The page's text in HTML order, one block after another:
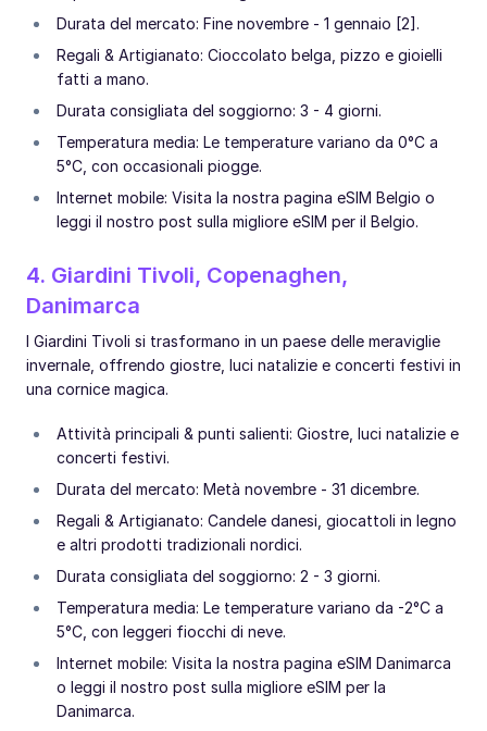
Durata del mercato: Fine novembre - 1 gennaio [2].
Regali & Artigianato: Cioccolato belga, pizzo e gioielli
fatti a mano.
Durata consigliata del soggiorno: 3 - 4 giorni.
Temperatura media: Le temperature variano da 0°C a
5°C, con occasionali piogge.
Internet mobile: Visita la nostra pagina eSIM Belgio o
leggi il nostro post sulla migliore eSIM per il Belgio.
4. Giardini Tivoli, Copenaghen,
Danimarca
I Giardini Tivoli si trasformano in un paese delle meraviglie
invernale, offrendo giostre, luci natalizie e concerti festivi in
una cornice magica.
Attività principali & punti salienti: Giostre, luci natalizie e
concerti festivi.
Durata del mercato: Metà novembre - 31 dicembre.
Regali & Artigianato: Candele danesi, giocattoli in legno
e altri prodotti tradizionali nordici.
Durata consigliata del soggiorno: 2 - 3 giorni.
Temperatura media: Le temperature variano da -2°C a
5°C, con leggeri fiocchi di neve.
Internet mobile: Visita la nostra pagina eSIM Danimarca
o leggi il nostro post sulla migliore eSIM per la
Danimarca.